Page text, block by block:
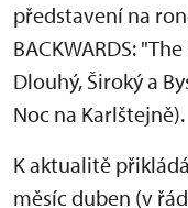
představení na
BACKWARDS:
Dlouhý, Široký a
Noc na Karlštejně).
K aktualitě
měsíc duben (v